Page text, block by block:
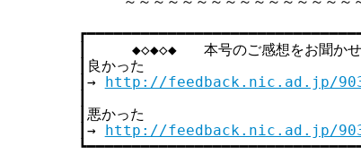
┃     ◆◇◆◇◆   本号のご感想をお聞
┃良かった
┃→ http://feedback.nic.ad.jp/903/
┃悪かった
┃→ http://feedback.nic.ad.jp/903/